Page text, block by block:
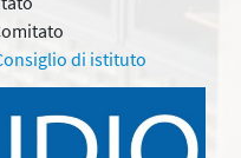
onsiglio di istituto